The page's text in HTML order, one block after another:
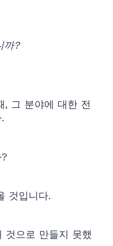
까?
, 그 분야에 대한 전
것입니다.
것으로 만들지 못했